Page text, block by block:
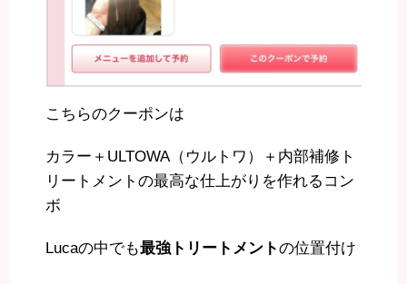
こちらのクーポンは
カラー＋ULTOWA（ウルトワ）＋内部補修ト
リートメントの最高な仕上がりを作れるコン
ボ
Lucaの中でも最強トリートメントの位置付け